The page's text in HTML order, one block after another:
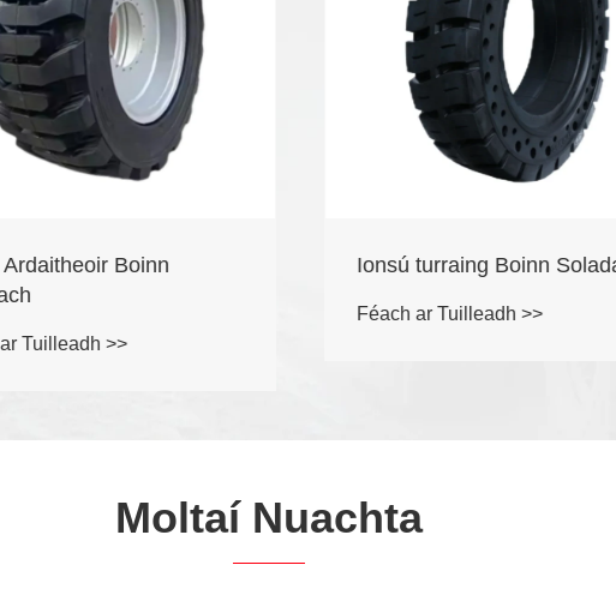
Boinn
>>
Ionsú turraing Boinn Soladach
Féach ar Tuilleadh >>
Moltaí Nuachta